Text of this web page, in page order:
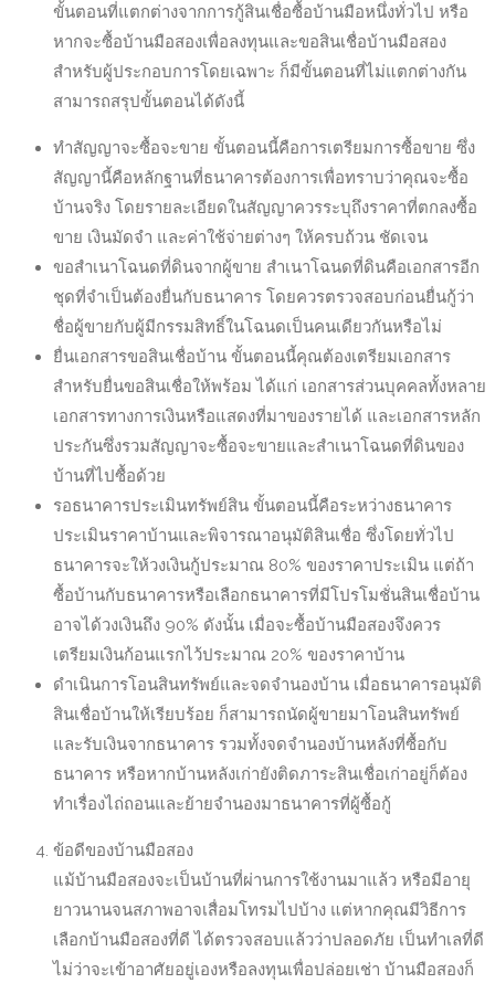
ขั้นตอนที่แตกต่างจากการกู้สินเชื่อซื้อบ้านมือหนึ่งทั่วไป หรือ
หากจะซื้อบ้านมือสองเพื่อลงทุนและขอสินเชื่อบ้านมือสอง
สำหรับผู้ประกอบการโดยเฉพาะ ก็มีขั้นตอนที่ไม่แตกต่างกัน
สามารถสรุปขั้นตอนได้ดังนี้
ทำสัญญาจะซื้อจะขาย ขั้นตอนนี้คือการเตรียมการซื้อขาย ซึ่ง
สัญญานี้คือหลักฐานที่ธนาคารต้องการเพื่อทราบว่าคุณจะซื้อ
บ้านจริง โดยรายละเอียดในสัญญาควรระบุถึงราคาที่ตกลงซื้อ
ขาย เงินมัดจำ และค่าใช้จ่ายต่างๆ ให้ครบถ้วน ชัดเจน
ขอสำเนาโฉนดที่ดินจากผู้ขาย สำเนาโฉนดที่ดินคือเอกสารอีก
ชุดที่จำเป็นต้องยื่นกับธนาคาร โดยควรตรวจสอบก่อนยื่นกู้ว่า
ชื่อผู้ขายกับผู้มีกรรมสิทธิ์ในโฉนดเป็นคนเดียวกันหรือไม่
ยื่นเอกสารขอสินเชื่อบ้าน ขั้นตอนนี้คุณต้องเตรียมเอกสาร
สำหรับยื่นขอสินเชื่อให้พร้อม ได้แก่ เอกสารส่วนบุคคลทั้งหลาย
เอกสารทางการเงินหรือแสดงที่มาของรายได้ และเอกสารหลัก
ประกันซึ่งรวมสัญญาจะซื้อจะขายและสำเนาโฉนดที่ดินของ
บ้านที่ไปซื้อด้วย
รอธนาคารประเมินทรัพย์สิน ขั้นตอนนี้คือระหว่างธนาคาร
ประเมินราคาบ้านและพิจารณาอนุมัติสินเชื่อ ซึ่งโดยทั่วไป
ธนาคารจะให้วงเงินกู้ประมาณ 80% ของราคาประเมิน แต่ถ้า
ซื้อบ้านกับธนาคารหรือเลือกธนาคารที่มีโปรโมชั่นสินเชื่อบ้าน
อาจได้วงเงินถึง 90% ดังนั้น เมื่อจะซื้อบ้านมือสองจึงควร
เตรียมเงินก้อนแรกไว้ประมาณ 20% ของราคาบ้าน
ดำเนินการโอนสินทรัพย์และจดจำนองบ้าน เมื่อธนาคารอนุมัติ
สินเชื่อบ้านให้เรียบร้อย ก็สามารถนัดผู้ขายมาโอนสินทรัพย์
และรับเงินจากธนาคาร รวมทั้งจดจำนองบ้านหลังที่ซื้อกับ
ธนาคาร หรือหากบ้านหลังเก่ายังติดภาระสินเชื่อเก่าอยู่ก็ต้อง
ทำเรื่องไถ่ถอนและย้ายจำนองมาธนาคารที่ผู้ซื้อกู้
ข้อดีของบ้านมือสอง
แม้บ้านมือสองจะเป็นบ้านที่ผ่านการใช้งานมาแล้ว หรือมีอายุ
ยาวนานจนสภาพอาจเสื่อมโทรมไปบ้าง แต่หากคุณมีวิธีการ
เลือกบ้านมือสองที่ดี ได้ตรวจสอบแล้วว่าปลอดภัย เป็นทำเลที่ดี
ไม่ว่าจะเข้าอาศัยอยู่เองหรือลงทุนเพื่อปล่อยเช่า บ้านมือสองก็